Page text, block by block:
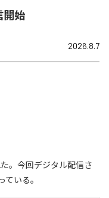
開始
2026.8.7
た。今回デジタル配信さ
ている。